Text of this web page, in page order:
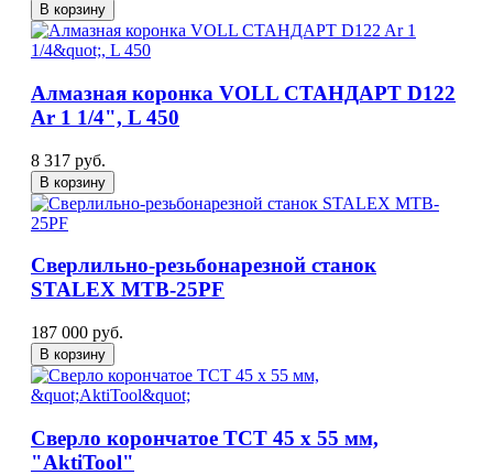
В корзину
Алмазная коронка VOLL СТАНДАРТ D122
Ar 1 1/4", L 450
8 317 руб.
В корзину
Сверлильно-резьбонарезной станок
STALEX MTB-25PF
187 000 руб.
В корзину
Сверло корончатое TCT 45 x 55 мм,
"AktiTool"